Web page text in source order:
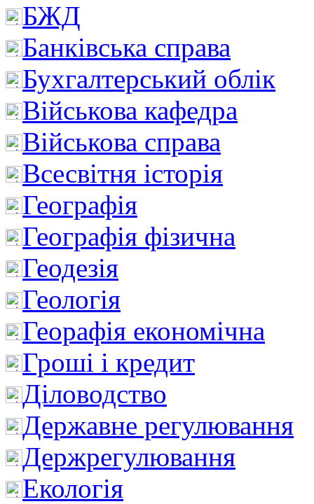
БЖД
Банківська справа
Бухгалтерський облік
Військова кафедра
Військова справа
Всесвітня історія
Географія
Географія фізична
Геодезія
Геологія
Георафія економічна
Гроші і кредит
Діловодство
Державне регулювання
Держрегулювання
Екологія